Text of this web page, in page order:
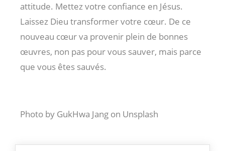
attitude. Mettez votre confiance en Jésus.
Laissez Dieu transformer votre cœur. De ce
nouveau cœur va provenir plein de bonnes
œuvres, non pas pour vous sauver, mais parce
que vous êtes sauvés.
Photo by GukHwa Jang on Unsplash